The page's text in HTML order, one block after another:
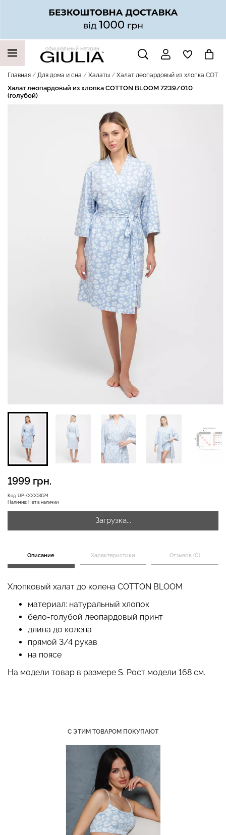
официальный магазин
Главная Для дома и сна Халаты Халат леопардовый из хлопка
Халат леопардовый из хлопка COTTON BLOOM 7239/010
(голубой)
Код: UP-00003624
Наличие: Нет в наличии
1999 грн.
Загрузка...
Описание Характеристики Отзывов (0)
Хлопковый халат до колена COTTON BLOOM
материал: натуральный хлопок
бело-голубой леопардовый принт
длина до колена
прямой 3/4 рукав
на поясе
На модели товар в размере S. Рост модели 168 см.
С ЭТИМ ТОВАРОМ ПОКУПАЮТ
НАШИ ТРЕНДОВЫЕ ТОВАРЫ
Бесшовные леггинсы из
микрофибры LEGGINGS
Бесшовные леггинсы
LEGGINGS (черный) Giulia
551 грн.
Бесшовная бразилиана с
легкой коррекцией
BRASILIAN SHAPEWEAR
(черный) Giulia
Бесшовные стринги
коррекцией BRA
SHAPEWEAR nude
(бежевый) Giulia
489 грн.